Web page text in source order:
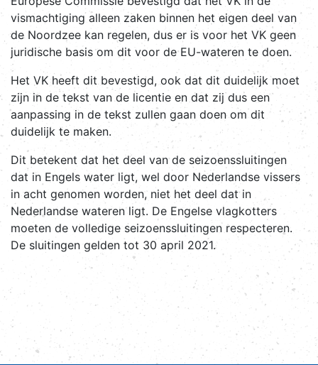
vismachtiging alleen zaken binnen het eigen deel van
de Noordzee kan regelen, dus er is voor het VK geen
juridische basis om dit voor de EU-wateren te doen.
Het VK heeft dit bevestigd, ook dat dit duidelijk moet
zijn in de tekst van de licentie en dat zij dus een
aanpassing in de tekst zullen gaan doen om dit
duidelijk te maken.
Dit betekent dat het deel van de seizoenssluitingen
dat in Engels water ligt, wel door Nederlandse vissers
in acht genomen worden, niet het deel dat in
Nederlandse wateren ligt. De Engelse vlagkotters
moeten de volledige seizoenssluitingen respecteren.
De sluitingen gelden tot 30 april 2021.